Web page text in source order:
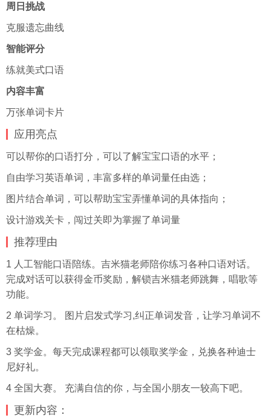
周日挑战
克服遗忘曲线
智能评分
练就美式口语
内容丰富
万张单词卡片
应用亮点
可以帮你的口语打分，可以了解宝宝口语的水平；
自由学习英语单词，丰富多样的单词量任由选；
图片结合单词，可以帮助宝宝弄懂单词的具体指向；
设计游戏关卡，闯过关即为掌握了单词量
推荐理由
1 人工智能口语陪练。吉米猫老师陪你练习各种口语对话。
完成对话可以获得金币奖励，解锁吉米猫老师跳舞，唱歌等
功能。
2 单词学习。 图片启发式学习,纠正单词发音，让学习单词不
在枯燥。
3 奖学金。每天完成课程都可以领取奖学金，兑换各种迪士
尼好礼。
4 全国大赛。 充满自信的你，与全国小朋友一较高下吧。
更新内容：